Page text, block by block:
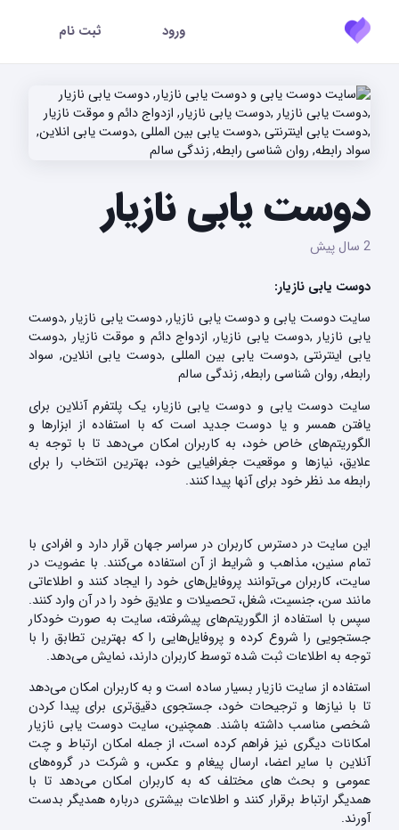
ورود ثبت نام
دوست یابی نازیار
2 سال پیش
دوست یابی نازیار:
سایت دوست یابی و دوست یابی نازیار, دوست یابی نازیار ,دوست
یابی نازیار ,دوست یابی نازیار, ازدواج دائم و موقت نازیار ,دوست
یابی اینترنتی ,دوست یابی بین المللی ,دوست یابی انلاین, سواد
رابطه, روان شناسی رابطه, زندگی سالم
سایت دوست یابی و دوست یابی نازیار، یک پلتفرم آنلاین برای
یافتن همسر و یا دوست جدید است که با استفاده از ابزارها و
الگوریتم‌های خاص خود، به کاربران امکان می‌دهد تا با توجه به
علایق، نیازها و موقعیت جغرافیایی خود، بهترین انتخاب را برای
رابطه مد نظر خود برای آنها پیدا کنند.
این سایت در دسترس کاربران در سراسر جهان قرار دارد و افرادی با
تمام سنین، مذاهب و شرایط از آن استفاده می‌کنند. با عضویت در
سایت، کاربران می‌توانند پروفایل‌های خود را ایجاد کنند و اطلاعاتی
مانند سن، جنسیت، شغل، تحصیلات و علایق خود را در آن وارد کنند.
سپس با استفاده از الگوریتم‌های پیشرفته، سایت به صورت خودکار
جستجویی را شروع کرده و پروفایل‌هایی را که بهترین تطابق را با
توجه به اطلاعات ثبت شده توسط کاربران دارند، نمایش می‌دهد.
استفاده از سایت نازیار بسیار ساده است و به کاربران امکان می‌دهد
تا با نیازها و ترجیحات خود، جستجوی دقیق‌تری برای پیدا کردن
شخصی مناسب داشته باشند. همچنین، سایت دوست یابی نازیار
امکانات دیگری نیز فراهم کرده است، از جمله امکان ارتباط و چت
آنلاین با سایر اعضا، ارسال پیغام و عکس، و شرکت در گروه‌های
عمومی و بحث های مختلف که به کاربران امکان می‌دهد تا با
همدیگر ارتباط برقرار کنند و اطلاعات بیشتری درباره همدیگر بدست
آورند.